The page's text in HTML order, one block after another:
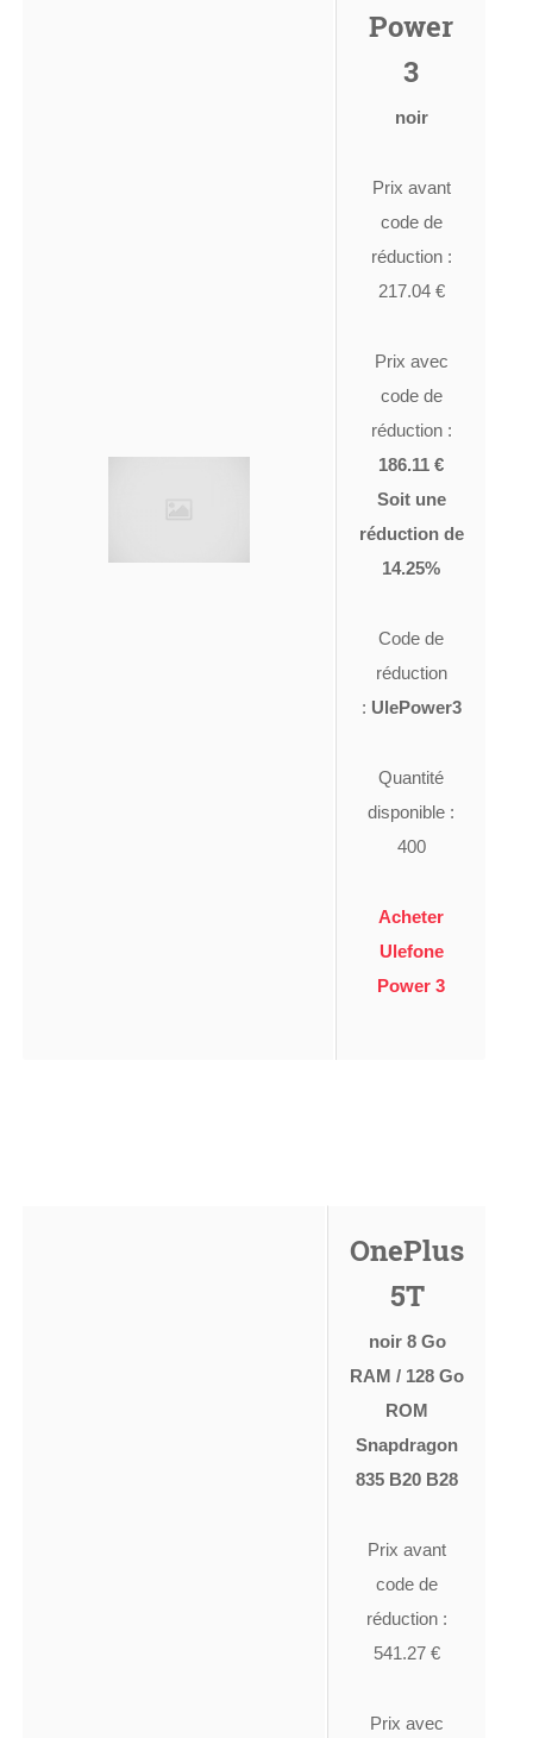
Power
3
noir
Prix avant
code de
réduction :
217.04 €
Prix avec
code de
réduction :
186.11 €
Soit une
réduction de
14.25%
Code de
réduction
: UlePower3
Quantité
disponible :
400
Acheter
Ulefone
Power 3
OnePlus
5T
noir 8 Go
RAM / 128 Go
ROM
Snapdragon
835 B20 B28
Prix avant
code de
réduction :
541.27 €
Prix avec